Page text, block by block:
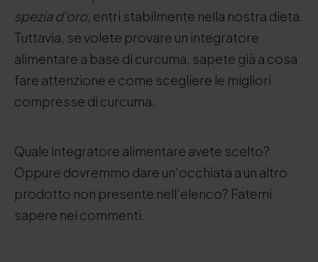
spezia d'oro, entri stabilmente nella nostra dieta.
Tuttavia, se volete provare un integratore
alimentare a base di curcuma, sapete già a cosa
fare attenzione e come scegliere le migliori
compresse di curcuma.
Quale integratore alimentare avete scelto?
Oppure dovremmo dare un'occhiata a un altro
prodotto non presente nell'elenco? Fatemi
sapere nei commenti.